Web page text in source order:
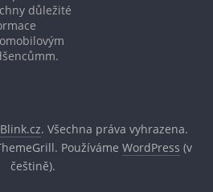
důležité
. Všechna práva vyhrazena.
Používáme WordPress (v
češtině).